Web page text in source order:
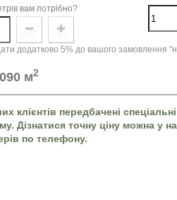
вам потрібно?
додатково 5% до вашого замовлення
м2
клієнтів передбачені
Дізнатися точну ціну можна у
по телефону.